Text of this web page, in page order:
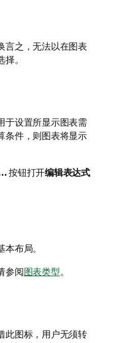
言之，无法以在图表
。
于设置所显示图表需
条件，则图表将显示
按钮打开编辑表达式
布局。
参阅图表类型。
此图标，用户无须转